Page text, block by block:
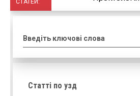
СТАТЕЙ:
Введіть ключові слова
Статті по узд